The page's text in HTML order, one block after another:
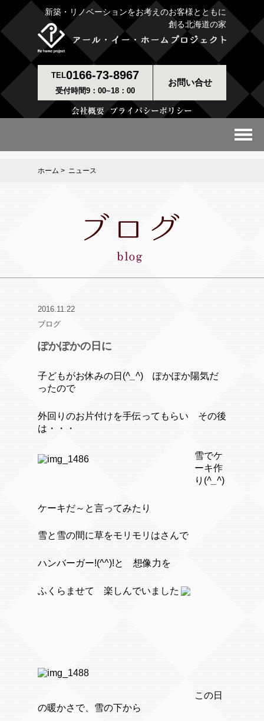
新築・リノベーションをお考えのお客様とともに
創る北海道の家
TEL0166-73-8967
受付時間9：00~18：00
お問い合せ
ホーム > ニュース
2016.11.22
ブログ
ぽかぽかの日に
子どもがお休みの日(^_^) ぽかぽか陽気だ
ったので
外回りのお片付けを手伝ってもらい その後
は・・・
雪でケ
ーキ作
り(^_^)
ケーキだ～と言ってみたり
雪と雪の間に草をモリモリはさんで
ハンバーガー!(^^)!と 想像力を
ふくらませて 楽しんでいました
この日
の暖かさで、雪の下から